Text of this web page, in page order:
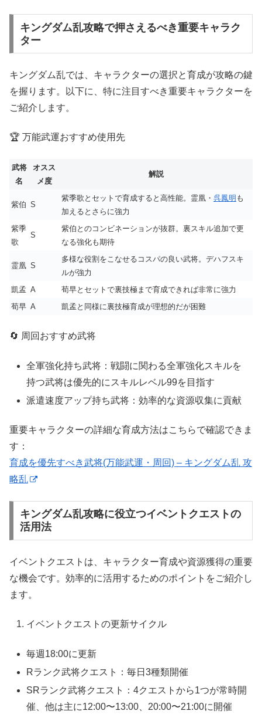
キングダム乱攻略で押さえるべき重要キャラク
ター
キングダム乱では、キャラクターの選択と育成が攻略の鍵
を握ります。以下に、特に注目すべき重要キャラクターを
ご紹介します。
🏆 万能武運おすすめ使用先
武将
名
オスス
メ度
解説
紫伯 S
紫季歌とセットで育成すると高性能。霊凰・ 呉鳳明 も
加えるとさらに強力
紫季
歌
S
紫伯とのコンビネーションが抜群。裏スキル追加で更
なる強化も期待
霊凰 S
多様な役割をこなせるコスパの良い武将。デハフスキ
ルが強力
凱孟 A
荀早とセットで裏技極まで育成できれば非常に強力
荀早 A 凱孟と同様に裏技極育成が理想的だが困難
🔄 周回おすすめ武将
全軍強化持ち武将：戦闘に関わる全軍強化スキルを
持つ武将は優先的にスキルレベル99を目指す
派遣速度アップ持ち武将：効率的な資源収集に貢献
重要キャラクターの詳細な育成方法はこちらで確認できま
す：
育成を優先すべき武将(万能武運・周回) – キングダム乱 攻
略乱
キングダム乱攻略に役立つイベントクエストの
活用法
イベントクエストは、キャラクター育成や資源獲得の重要
な機会です。効率的に活用するためのポイントをご紹介し
ます。
イベントクエストの更新サイクル
毎週18:00に更新
Rランク武将クエスト：毎日3種類開催
SRランク武将クエスト：4クエストから1つが常時開
催、他は主に12:00〜13:00、20:00〜21:00に開催